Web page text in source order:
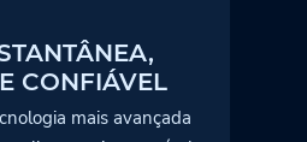
CONFIÁVEL
mais avançada